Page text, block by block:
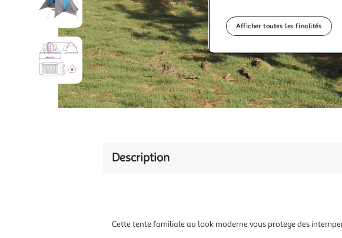
Description
Cette tente familiale au look moderne vous protege des
Afficher toutes les finalités